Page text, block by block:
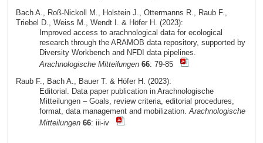
Bach A., Roß-Nickoll M., Holstein J., Ottermanns R., Raub F.,
Triebel D., Weiss M., Wendt I. & Höfer H. (2023):
Improved access to arachnological data for ecological
research through the ARAMOB data repository, supported by
Diversity Workbench and NFDI data pipelines.
Arachnologische Mitteilungen 66: 79-85
Raub F., Bach A., Bauer T. & Höfer H. (2023):
Editorial. Data paper publication in Arachnologische
Mitteilungen – Goals, review criteria, editorial procedures,
format, data management and mobilization.Arachnologische
Mitteilungen 66: iii-iv